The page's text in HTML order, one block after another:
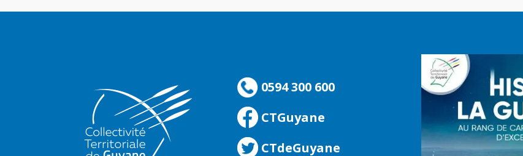
0594 300 600
CTGuyane
CTdeGuyane